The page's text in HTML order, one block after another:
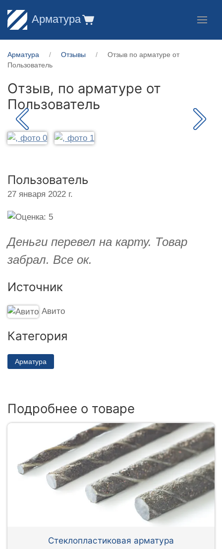
Арматура
Арматура Отзывы
Отзыв по арматуре от
Пользователь
Отзыв, по арматуре от
Пользователь
Пользователь
27 января 2022 г.
Деньги перевел на карту. Товар
забрал. Все ок.
Источник
Авито
Категория
Арматура
Подробнее о товаре
Стеклопластиковая арматура